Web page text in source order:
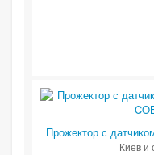
Прожектор с
Киев и